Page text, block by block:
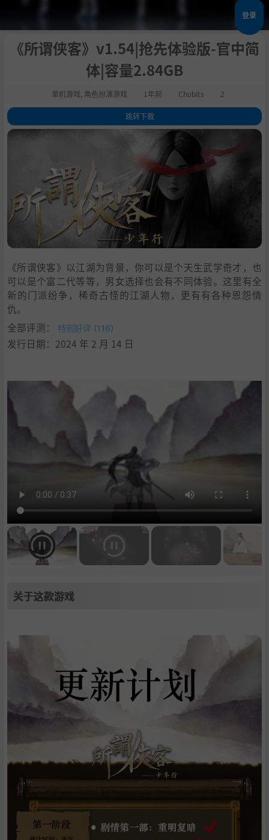
登录
《所谓侠客》v1.54|抢先体验版-官中简
体|容量2.84GB
单机游戏 角色扮演游戏 1年前 Chobits 2
跳转下载
1.关于这款游戏
《所谓侠客》以江湖为背景，你可以是个天生武学奇才，也
可以是个富二代等等，男女选择也会有不同体验。这里有全
新的门派纷争，稀奇古怪的江湖人物，更有有各种恩怨情
仇。
全部评测：
特别好评 (116)
发行日期：2024 年 2 月 14 日
关于这款游戏